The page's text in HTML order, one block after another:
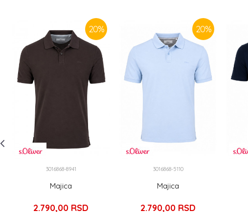
20%
3016868-8941
Majica
2.790,00 RSD
20%
3016868-5110
Majica
2.790,00 RSD